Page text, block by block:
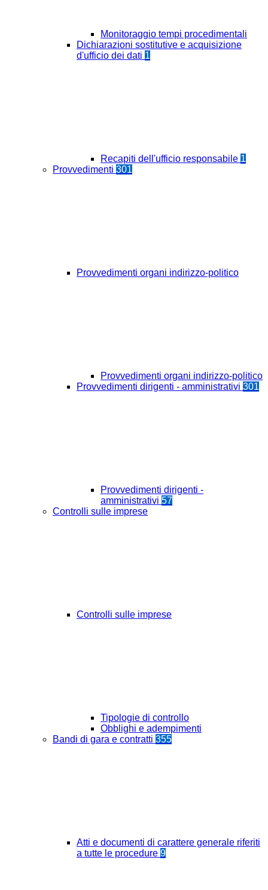
Monitoraggio tempi procedimentali
Dichiarazioni sostitutive e acquisizione
d'ufficio dei dati 1
Recapiti dell'ufficio responsabile 1
Provvedimenti 301
Provvedimenti organi indirizzo-politico
Provvedimenti organi indirizzo-politico
Provvedimenti dirigenti - amministrativi 301
Provvedimenti dirigenti -
amministrativi 57
Controlli sulle imprese
Controlli sulle imprese
Tipologie di controllo
Obblighi e adempimenti
Bandi di gara e contratti 355
Atti e documenti di carattere generale riferiti
a tutte le procedure 9